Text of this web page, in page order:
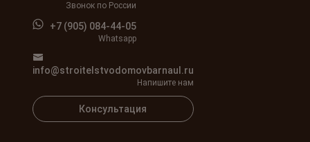
Звонок по России
+7 (905) 084-44-05
Whatsapp
info@stroitelstvodomovbarnaul.ru
Напишите нам
Консультация